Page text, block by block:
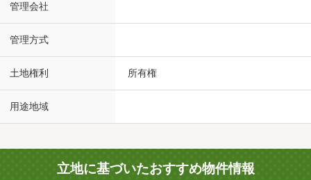
管理会社
管理方式
土地権利 所有権
用途地域
立地に基づいたおすすめ物件情報